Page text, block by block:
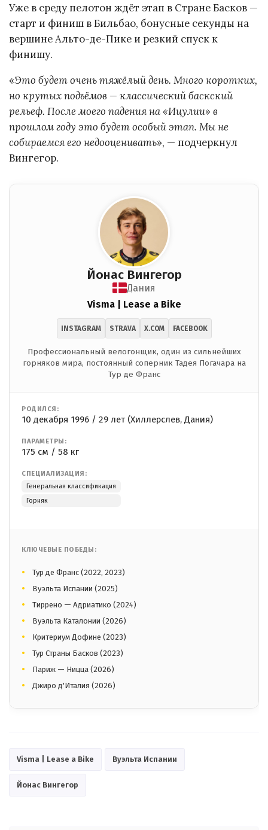
Уже в среду пелотон ждёт этап в Стране Басков —
старт и финиш в Бильбао, бонусные секунды на
вершине Альто-де-Пике и резкий спуск к
финишу.
«Это будет очень тяжёлый день. Много коротких,
но крутых подъёмов — классический баскский
рельеф. После моего падения на «Ицулии» в
прошлом году это будет особый этап. Мы не
собираемся его недооценивать», — подчеркнул
Вингегор.
Йонас Вингегор
Дания
Visma | Lease a Bike
INSTAGRAM STRAVA X.COM FACEBOOK
Профессиональный велогонщик, один из сильнейших
горняков мира, постоянный соперник Тадея Погачара на
Тур де Франс
РОДИЛСЯ:
10 декабря 1996 / 29 лет (Хиллерслев, Дания)
ПАРАМЕТРЫ:
175 см / 58 кг
СПЕЦИАЛИЗАЦИЯ:
Генеральная классификация
Горняк
КЛЮЧЕВЫЕ ПОБЕДЫ:
Тур де Франс (2022, 2023)
Вуэльта Испании (2025)
Тиррено — Адриатико (2024)
Вуэльта Каталонии (2026)
Критериум Дофине (2023)
Тур Страны Басков (2023)
Париж — Ницца (2026)
Джиро д'Италия (2026)
Visma | Lease a Bike Вуэльта Испании
Йонас Вингегор